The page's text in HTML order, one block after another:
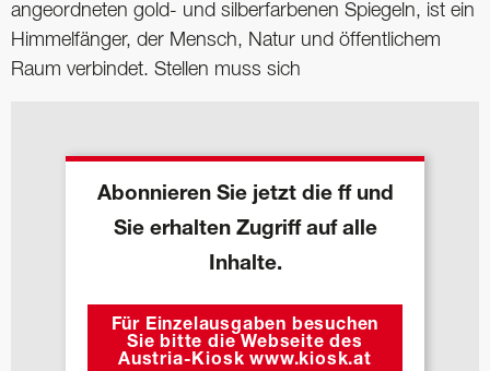
angeordneten gold- und silberfarbenen Spiegeln, ist ein
Himmelfänger, der Mensch, Natur und öffentlichem
Raum verbindet. Stellen muss sich
Abonnieren Sie jetzt die ff und
Sie erhalten Zugriff auf alle
Inhalte.
Für Einzelausgaben besuchen
Sie bitte die Webseite des
Austria-Kiosk www.kiosk.at